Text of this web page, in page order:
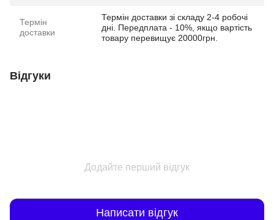
Термін
доставки
Термін доставки зі складу 2-4 робочі
дні. Передплата - 10%, якщо вартість
товару перевищує 20000грн.
Відгуки
Додайте перший відгук
Написати відгук